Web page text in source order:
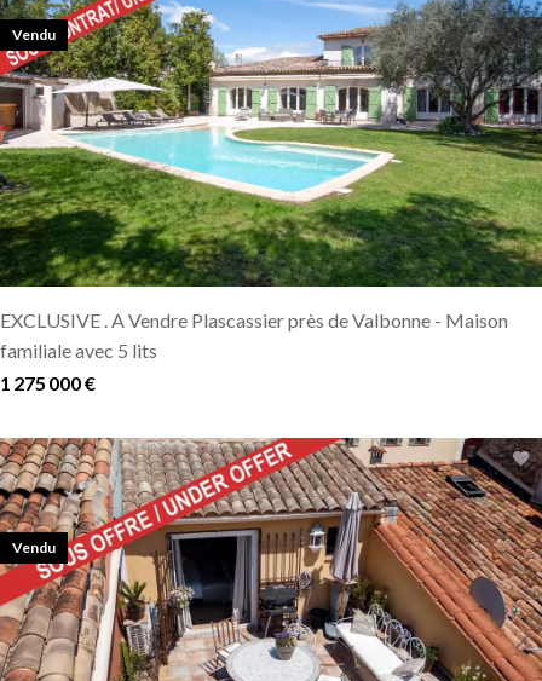
EXCLUSIVE . A Vendre Plascassier près de Valbonne - Maison
familiale avec 5 lits
1 275 000 €
Vendu
Vendu